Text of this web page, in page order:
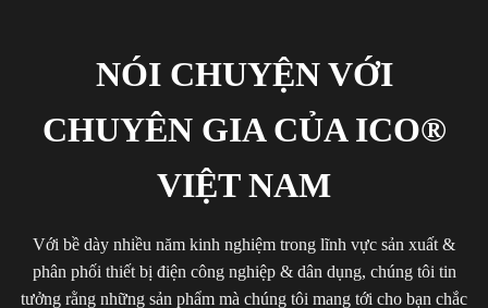
NÓI CHUYỆN VỚI
CHUYÊN GIA CỦA ICO®
VIỆT NAM
Với bề dày nhiều năm kinh nghiệm trong lĩnh vực sản xuất &
phân phối thiết bị điện công nghiệp & dân dụng, chúng tôi tin
tưởng rằng những sản phẩm mà chúng tôi mang tới cho bạn chắc